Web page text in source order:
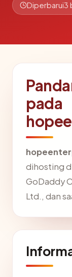
Diperbarui3
pada
dihosting
GoDaddy
Ltd., dan